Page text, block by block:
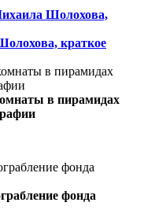
Шолохова,
краткое
в пирамидах
фонда